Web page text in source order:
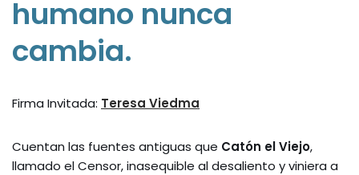
humano nunca
cambia.
Firma Invitada: Teresa Viedma
Cuentan las fuentes antiguas que Catón el Viejo,
llamado el Censor, inasequible al desaliento y viniera a